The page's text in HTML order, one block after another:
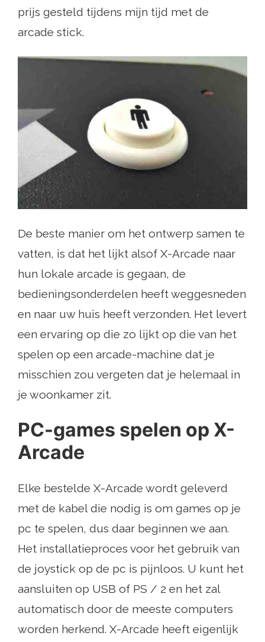
prijs gesteld tijdens mijn tijd met de
arcade stick.
De beste manier om het ontwerp samen te
vatten, is dat het lijkt alsof X-Arcade naar
hun lokale arcade is gegaan, de
bedieningsonderdelen heeft weggesneden
en naar uw huis heeft verzonden. Het levert
een ervaring op die zo lijkt op die van het
spelen op een arcade-machine dat je
misschien zou vergeten dat je helemaal in
je woonkamer zit.
PC-games spelen op X-
Arcade
Elke bestelde X-Arcade wordt geleverd
met de kabel die nodig is om games op je
pc te spelen, dus daar beginnen we aan.
Het installatieproces voor het gebruik van
de joystick op de pc is pijnloos. U kunt het
aansluiten op USB of PS / 2 en het zal
automatisch door de meeste computers
worden herkend. X-Arcade heeft eigenlijk